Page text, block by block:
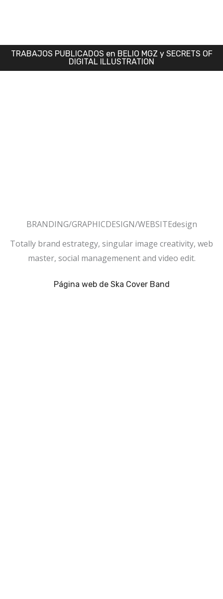
TRABAJOS PUBLICADOS en BELIO MGZ y SECRETS OF
DIGITAL ILLUSTRATION
BRANDING/GRAPHICDESIGN/WEBSITEdesign
Totally brand estrategy, singular image creativity, web
master, social managemenent and video edit.
Página web de Ska Cover Band